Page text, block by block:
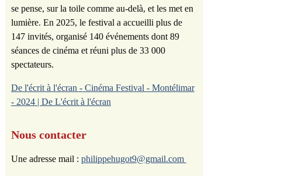
se pense, sur la toile comme au-delà, et les met en
lumière. En 2025, le festival a accueilli plus de
147 invités, organisé 140 événements dont 89
séances de cinéma et réuni plus de 33 000
spectateurs.
De l'écrit à l'écran - Cinéma Festival - Montélimar
- 2024 | De L'écrit à l'écran
Nous contacter
Une adresse mail : philippehugot9@gmail.com